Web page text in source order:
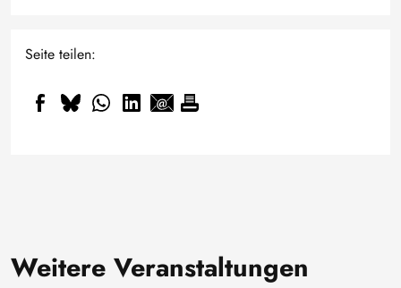
Seite teilen:
Weitere Veranstaltungen